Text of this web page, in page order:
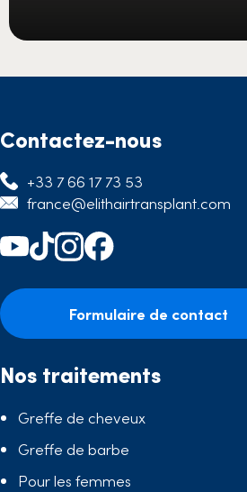
Contactez-nous
+33 7 66 17 73 53
france@elithairtransplant.com
Formulaire de contact
Nos traitements
Greffe de cheveux
Greffe de barbe
Pour les femmes